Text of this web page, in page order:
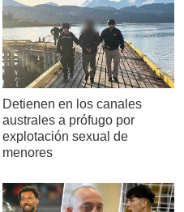
Detienen en los canales
australes a prófugo por
explotación sexual de
menores